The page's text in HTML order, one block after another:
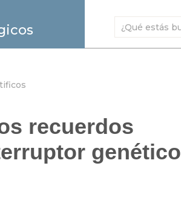
recuerdos
genético